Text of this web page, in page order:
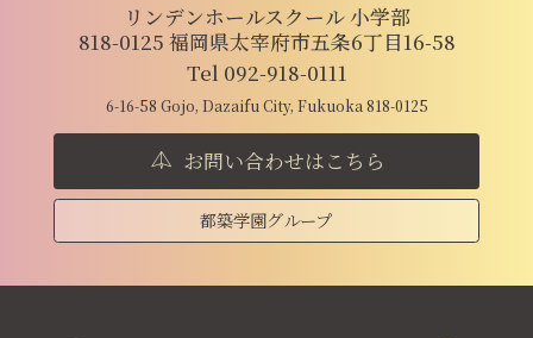
リンデンホールスクール 小学部
818-0125 福岡県太宰府市五条6丁目16-58
Tel 092-918-0111
6-16-58 Gojo, Dazaifu City, Fukuoka 818-0125
お問い合わせはこちら
都築学園グループ